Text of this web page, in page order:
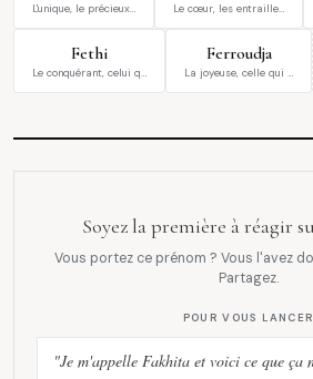
L'unique, le précieux… Le cœur, les entraille…
Fethi
Le conquérant, celui q…
Ferroudja
La joyeuse, celle qui …
Soyez la première à réagir
Vous portez ce prénom ? Vous l'avez
Partagez.
POUR VOUS LANCER
"Je m'appelle Fakhita et voici ce que ça